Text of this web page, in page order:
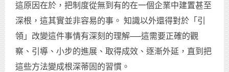
這原因在於，把制度從無到有的在一個企業中建置甚至
深根，這其實並非容易的事。 知識以外還得對於「引
領」改變這件事情有深刻的理解──這需要正確的觀
察、引導、小步的進展、取得成效、逐漸外延，直到把
這些方法變成根深蒂固的習慣。